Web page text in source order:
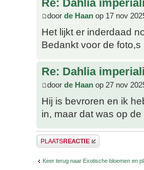
Re: Dahlia
door de Haan op 17 nov
Het lijkt er inderdaad
Bedankt voor de foto,s
Re: Dahlia
door de Haan op 27 nov
Hij is bevroren en ik
in, maar dat was op
Plaats een reactie
Keer terug naar Exotische bloemen en